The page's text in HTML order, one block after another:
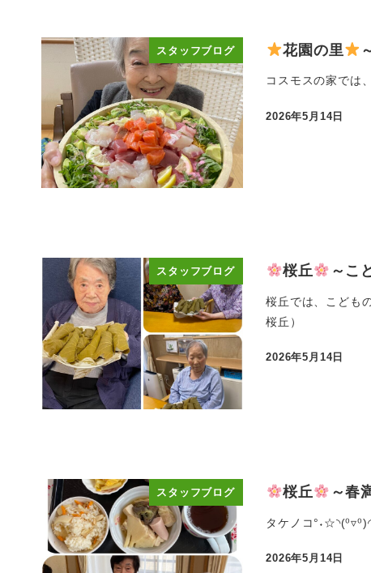
スタッフブログ 花園の里
コスモスの家では
投稿日
2026年5月14日
スタッフブログ 桜丘 ～こ
桜丘では、こども
桜丘）
投稿日
2026年5月14日
スタッフブログ 桜丘 ～春
タケノコ
投稿日
2026年5月14日